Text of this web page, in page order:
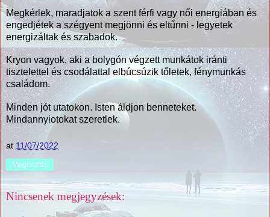
Megkérlek, maradjatok a szent férfi vagy női energiában és
engedjétek a szégyent megjönni és eltűnni - legyetek
energizáltak és szabadok.
Kryon vagyok, aki a bolygón végzett munkátok iránti
tisztelettel és csodálattal elbúcsúzik tőletek, fénymunkás
családom.
Minden jót utatokon. Isten áldjon benneteket.
Mindannyiotokat szeretlek.
at 11/07/2022
Megosztás
Nincsenek megjegyzések: